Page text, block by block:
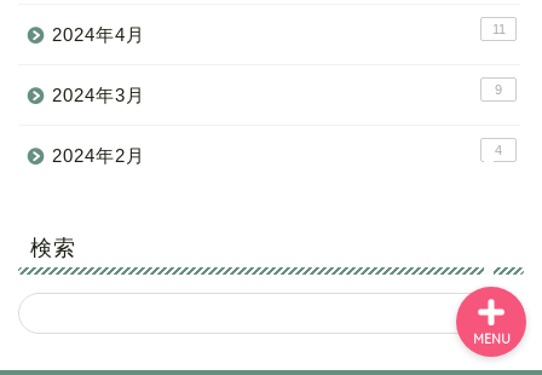
2024年4月 11
2024年3月 9
2024年2月 4
検索
MENU